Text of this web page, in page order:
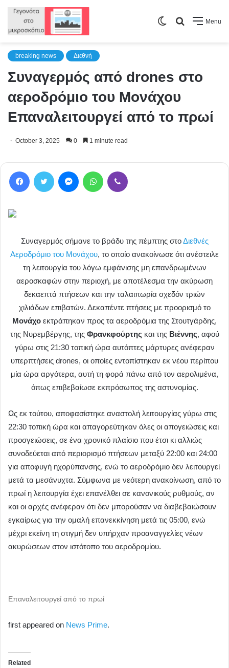
Menu
Search
Switch
breaking news Διεθνή
Συναγερμός από drones στο
αεροδρόμιο του Μονάχου
Επαναλειτουργεί από το πρωί
October 3, 2025 0 1 minute read
Συναγερμός σήμανε το βράδυ της πέμπτης στοΔιεθνές
Αεροδρόμιο του Μονάχου, το οποίο ανακοίνωσε ότι ανέστειλε
τη λειτουργία του λόγω εμφάνισης μη επανδρωμένων
αεροσκαφών στην περιοχή, με αποτέλεσμα την ακύρωση
δεκαεπτά πτήσεων και την ταλαιπωρία σχεδόν τριών
χιλιάδων επιβατών. Δεκαπέντε πτήσεις με προορισμό το
Μονάχο εκτράπηκαν προς τα αεροδρόμια της Στουτγάρδης,
της Νυρεμβέργης, της Φρανκφούρτης και της Βιέννης, αφού
γύρω στις 21:30 τοπική ώρα αυτόπτες μάρτυρες ανέφεραν
υπερπτήσεις drones, οι οποίες εντοπίστηκαν εκ νέου περίπου
μία ώρα αργότερα, αυτή τη φορά πάνω από τον αερολιμένα,
όπως επιβεβαίωσε εκπρόσωπος της αστυνομίας.
Ως εκ τούτου, αποφασίστηκε αναστολή λειτουργίας γύρω στις
22:30 τοπική ώρα και απαγορεύτηκαν όλες οι απογειώσεις και
προσγειώσεις, σε ένα χρονικό πλαίσιο που έτσι κι αλλιώς
συνοδεύεται από περιορισμό πτήσεων μεταξύ 22:00 και 24:00
για αποφυγή ηχορύπανσης, ενώ το αεροδρόμιο δεν λειτουργεί
μετά τα μεσάνυχτα. Σύμφωνα με νεότερη ανακοίνωση, από το
πρωί η λειτουργία έχει επανέλθει σε κανονικούς ρυθμούς, αν
και οι αρχές ανέφεραν ότι δεν μπορούσαν να διαβεβαιώσουν
εγκαίρως για την ομαλή επανεκκίνηση μετά τις 05:00, ενώ
μέχρι εκείνη τη στιγμή δεν υπήρχαν προαναγγελίες νέων
ακυρώσεων στον ιστότοπο του αεροδρομίου.
Επαναλειτουργεί από το πρωί
first appeared on News Prime.
Related